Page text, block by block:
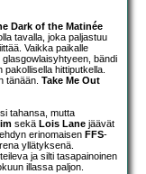
Dark of the Matinée
tavalla, joka paljastuu
Vaikka paikalle
bändi
hittiputkella.
tänään. Take Me Out
tahansa, mutta
sekä Lois Lane jäävät
erinomaisen FFS-
yllätyksenä.
ja silti tasapainoinen
illassa paljon.